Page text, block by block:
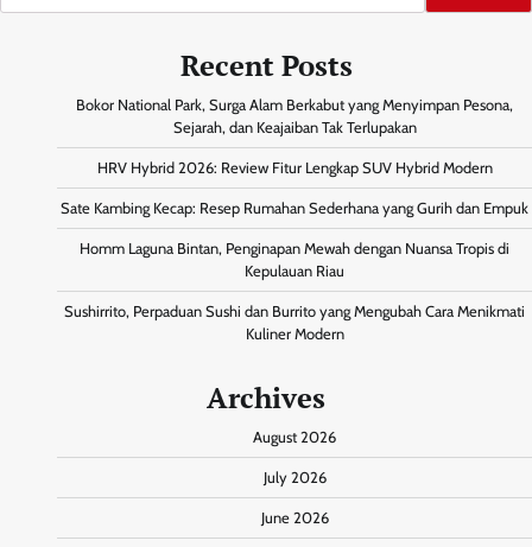
Recent Posts
Bokor National Park, Surga Alam Berkabut yang Menyimpan Pesona,
Sejarah, dan Keajaiban Tak Terlupakan
HRV Hybrid 2026: Review Fitur Lengkap SUV Hybrid Modern
Sate Kambing Kecap: Resep Rumahan Sederhana yang Gurih dan Empuk
Homm Laguna Bintan, Penginapan Mewah dengan Nuansa Tropis di
Kepulauan Riau
Sushirrito, Perpaduan Sushi dan Burrito yang Mengubah Cara Menikmati
Kuliner Modern
Archives
August 2026
July 2026
June 2026